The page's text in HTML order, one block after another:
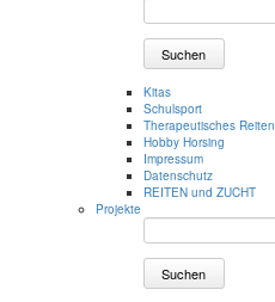
Suchen
Kitas
Schulsport
Therapeutisches Reiten
Hobby Horsing
Impressum
Datenschutz
REITEN und ZUCHT
Projekte
Suchen